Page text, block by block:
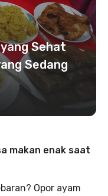
Sehat
Sedang
makan enak saat
Opor ayam